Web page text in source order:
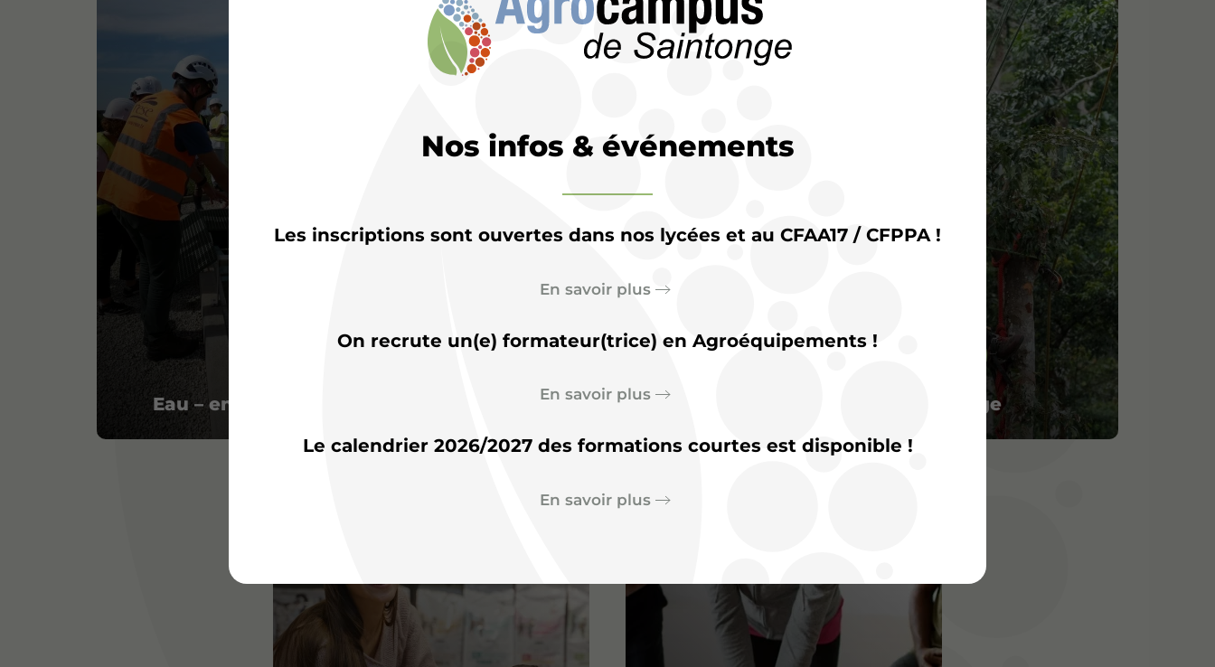
Eau – environnement Horticulture – maraichage Paysage
Nos infos & événements
Les inscriptions sont ouvertes dans nos lycées et au CFAA17 / CFPPA !
En savoir plus
On recrute un(e) formateur(trice) en Agroéquipements !
En savoir plus
Le calendrier 2026/2027 des formations courtes est disponible !
En savoir plus